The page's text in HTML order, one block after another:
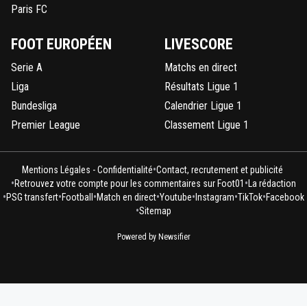
Paris FC
FOOT EUROPÉEN
Serie A
Liga
Bundesliga
Premier League
LIVESCORE
Matchs en direct
Résultats Ligue 1
Calendrier Ligue 1
Classement Ligue 1
Mentions Légales - Confidentialité•Contact, recrutement et publicité
•Retrouvez votre compte pour les commentaires sur Foot01 • La rédaction
•PSG transfert•Football •Match en direct•Youtube• Instagram•TikTok•Facebook
•Sitemap
Powered by Newsifier